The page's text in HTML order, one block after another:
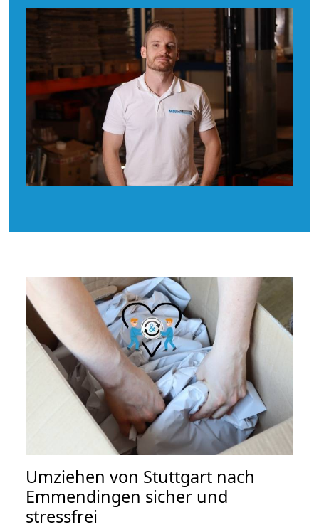
Umziehen von Stuttgart nach
Emmendingen sicher und
stressfrei